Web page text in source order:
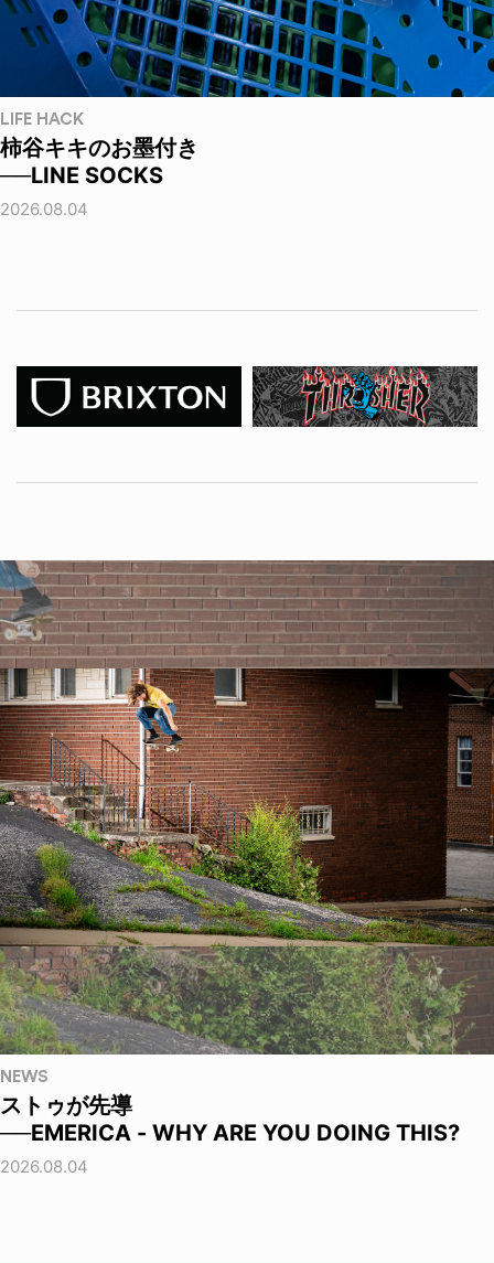
LIFE HACK
柿谷キキのお墨付き
──LINE SOCKS
2026.08.04
NEWS
ストゥが先導
──EMERICA - WHY ARE YOU DOING THIS?
2026.08.04